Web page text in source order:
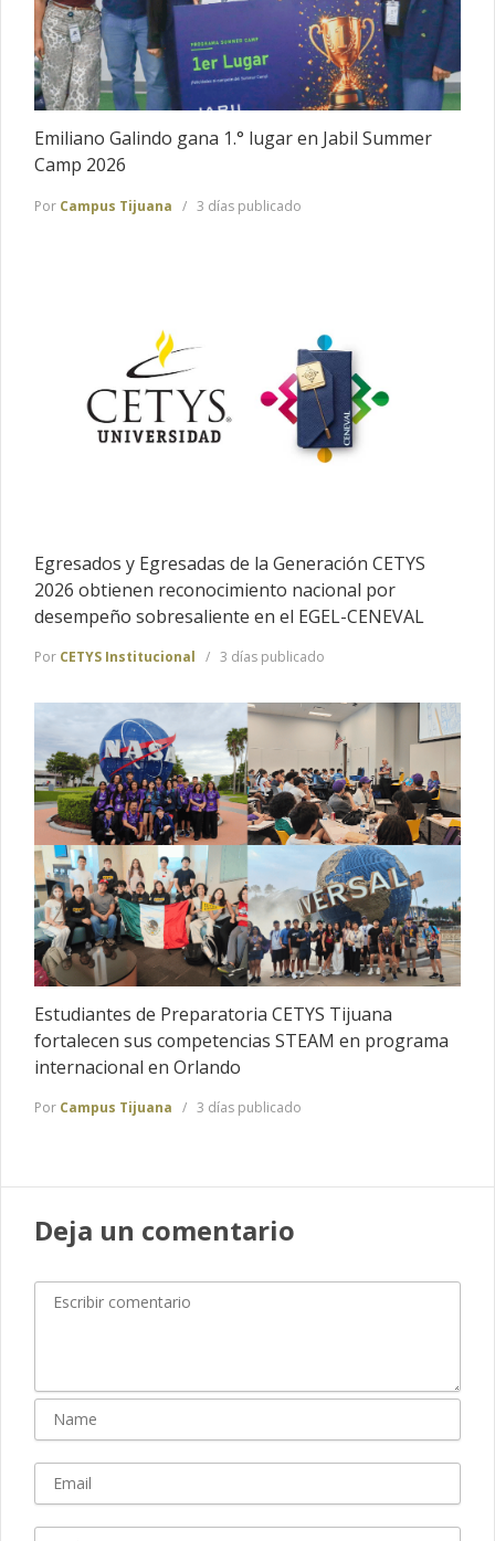
Emiliano Galindo gana 1.° lugar en Jabil Summer
Camp 2026
Por Campus Tijuana 3 días publicado
Egresados y Egresadas de la Generación CETYS
2026 obtienen reconocimiento nacional por
desempeño sobresaliente en el EGEL-CENEVAL
Por CETYS Institucional 3 días publicado
Estudiantes de Preparatoria CETYS Tijuana
fortalecen sus competencias STEAM en programa
internacional en Orlando
Por Campus Tijuana 3 días publicado
Deja un comentario